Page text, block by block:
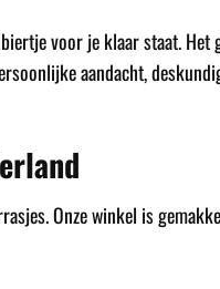
voor je klaar staat. Het
aandacht,
Onze winkel is